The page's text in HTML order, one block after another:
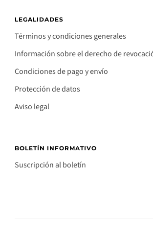
LEGALIDADES
Términos y condiciones generales
Información sobre el derecho de
Condiciones de pago y envío
Protección de datos
Aviso legal
BOLETÍN INFORMATIVO
Suscripción al boletín